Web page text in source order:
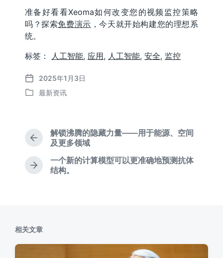
准备好看看Xeoma如何改变您的视频监控策略
吗？探索免费演示 ，今天就开始构建您的理想系
统。
标签：
人工智能, 应用, 人工智能, 安全, 监控
发
布
2025年1月3日
发
最新资讯
上
文
章
解锁沸腾的隐藏力量——用于能源、空间
及更多领域
下
一个新的计算模型可以更准确地预测抗体
结构。
相关文章